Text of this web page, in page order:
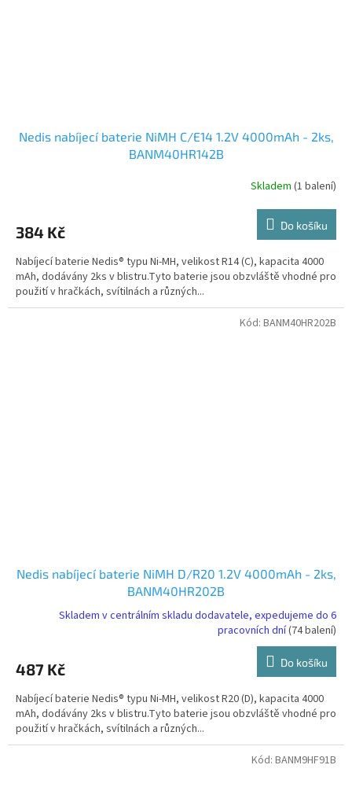
Nedis nabíjecí baterie NiMH C/E14 1.2V 4000mAh - 2ks,
BANM40HR142B
Skladem (1 balení)
384 Kč Do košíku
Nabíjecí baterie Nedis® typu Ni-MH, velikost R14 (C), kapacita 4000
mAh, dodávány 2ks v blistru.Tyto baterie jsou obzvláště vhodné pro
použití v hračkách, svítilnách a různých...
Nedis nabíjecí baterie NiMH D/R20 1.2V 4000mAh - 2ks,
BANM40HR202B
Skladem v centrálním skladu dodavatele, expedujeme do 6
pracovních dní(74 balení)
487 Kč Do košíku
Nabíjecí baterie Nedis® typu Ni-MH, velikost R20 (D), kapacita 4000
mAh, dodávány 2ks v blistru.Tyto baterie jsou obzvláště vhodné pro
použití v hračkách, svítilnách a různých...
Kód: BANM40HR202B
Kód: BANM9HF91B